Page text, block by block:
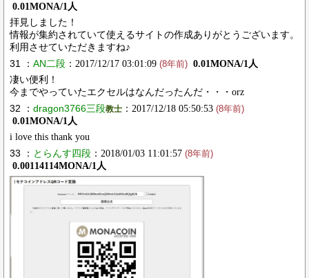
0.01MONA/1人
拝見しました！
情報が集約されていて使えるサイトの作成ありがとうございます。
利用させていただきますね♪
31 ： AN二段 ：2017/12/17 03:01:09 (8年前) 0.01MONA/1人
凄い便利！
今までやっていたエクセルはなんだったんだ・・・orz
32 ： dragon3766三段教士 ：2017/12/18 05:50:53 (8年前)
0.01MONA/1人
i love this thank you
33 ： とらんす四段 ：2018/01/03 11:01:57 (8年前)
0.00114114MONA/1人